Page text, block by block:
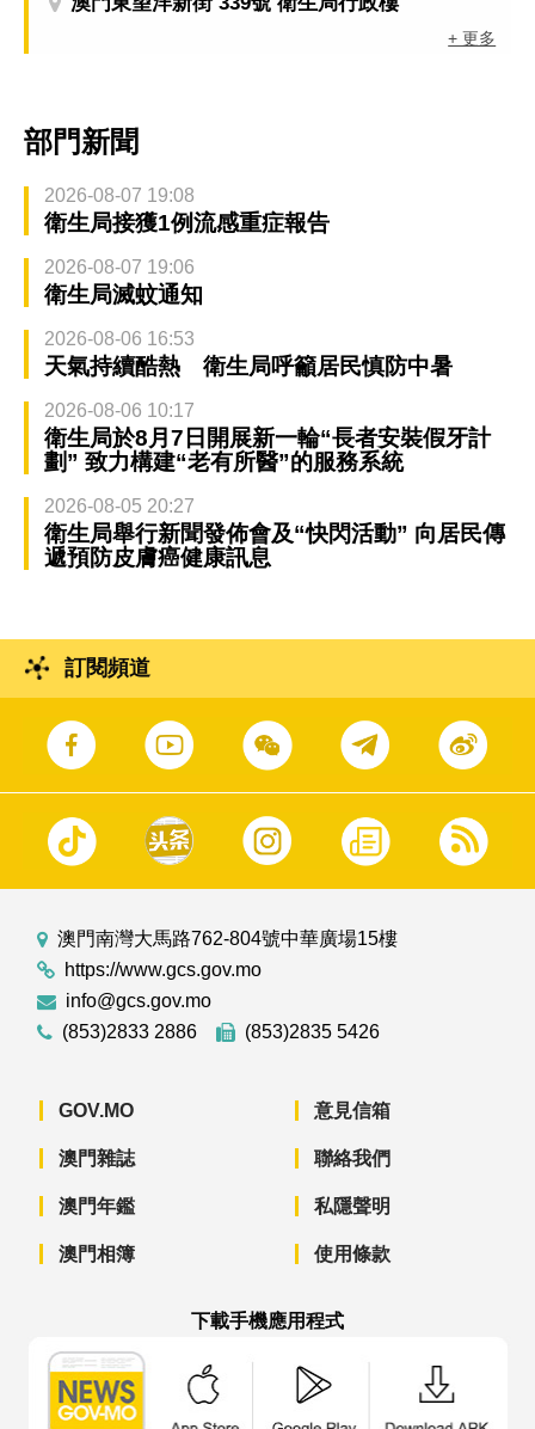
+ 更多
部門新聞
2026-08-07 19:08
衛生局接獲1例流感重症報告
2026-08-07 19:06
衛生局滅蚊通知
2026-08-06 16:53
天氣持續酷熱 衛生局呼籲居民慎防中暑
2026-08-06 10:17
衛生局於8月7日開展新一輪“長者安裝假牙計
劃” 致力構建“老有所醫”的服務系統
2026-08-05 20:27
衛生局舉行新聞發佈會及“快閃活動” 向居民傳
遞預防皮膚癌健康訊息
訂閱頻道
澳門南灣大馬路762-804號中華廣場15樓
https://www.gcs.gov.mo
info@gcs.gov.mo
(853)2833 2886
(853)2835 5426
GOV.MO
澳門雜誌
澳門年鑑
澳門相簿
意見信箱
聯絡我們
私隱聲明
使用條款
下載手機應用程式